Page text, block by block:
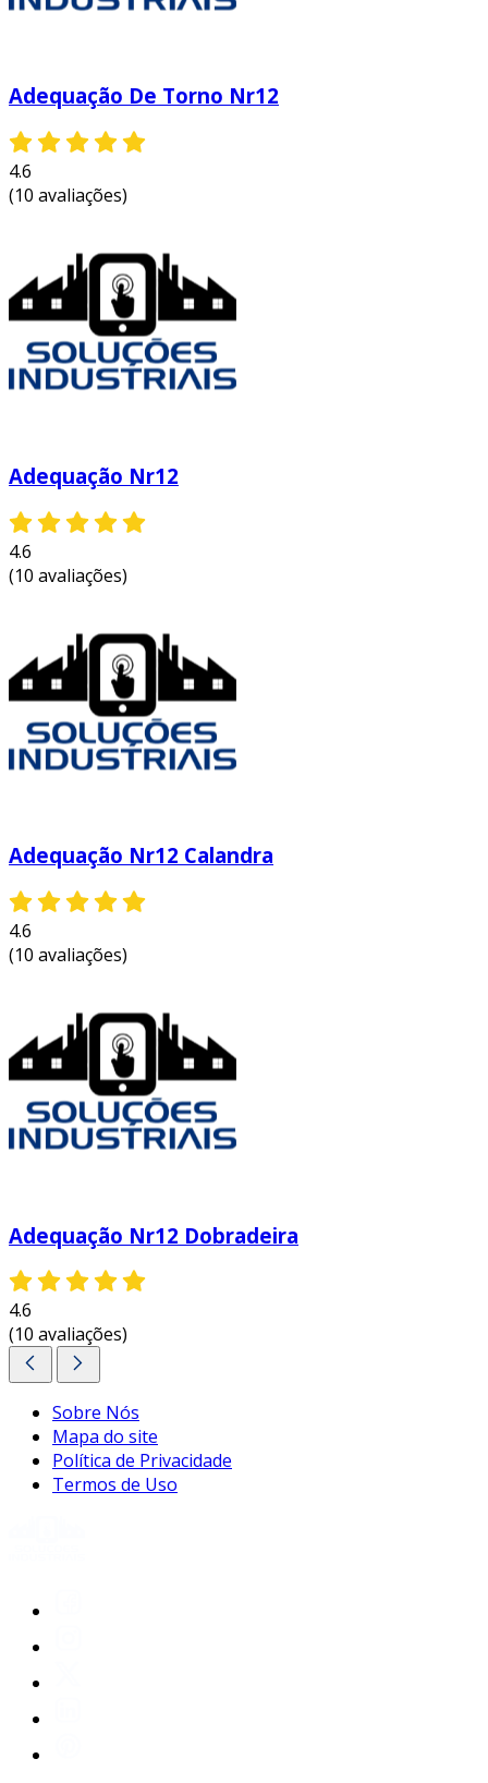
Adequação De Torno Nr12
4.6
(10 avaliações)
Adequação Nr12
4.6
(10 avaliações)
Adequação Nr12 Calandra
4.6
(10 avaliações)
Adequação Nr12 Dobradeira
4.6
(10 avaliações)
Sobre Nós
Mapa do site
Política de Privacidade
Termos de Uso